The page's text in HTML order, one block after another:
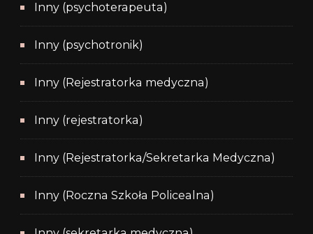
Inny (psychoterapeuta)
Inny (psychotronik)
Inny (Rejestratorka medyczna)
Inny (rejestratorka)
Inny (Rejestratorka/Sekretarka Medyczna)
Inny (Roczna Szkoła Policealna)